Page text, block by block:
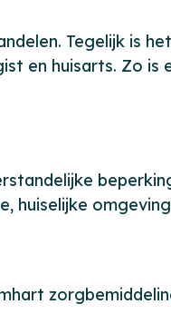
Tegelijk is
en huisarts. Zo is
huiselijke